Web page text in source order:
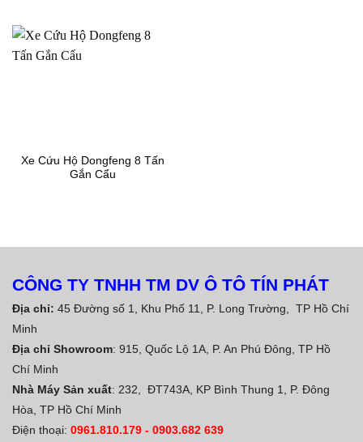
Xe Cứu Hộ Dongfeng 8 Tấn
Gắn Cẩu
CÔNG TY TNHH TM DV Ô TÔ TÍN PHÁT
Địa chỉ: 45 Đường số 1, Khu Phố 11, P. Long Trường, TP Hồ Chí
Minh
Địa chỉ Showroom: 915, Quốc Lộ 1A, P. An Phú Đông, TP Hồ
Chí Minh
Nhà Máy Sản xuất: 232, ĐT743A, KP Bình Thung 1, P. Đông
Hòa, TP Hồ Chí Minh
Điện thoại: 0961.810.179 - 0903.682 639